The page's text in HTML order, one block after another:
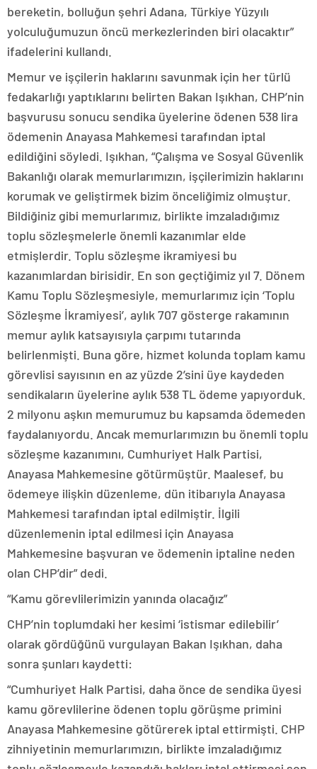
bereketin, bolluğun şehri Adana, Türkiye Yüzyılı
yolculuğumuzun öncü merkezlerinden biri olacaktır”
ifadelerini kullandı.
Memur ve işçilerin haklarını savunmak için her türlü
fedakarlığı yaptıklarını belirten Bakan Işıkhan, CHP’nin
başvurusu sonucu sendika üyelerine ödenen 538 lira
ödemenin Anayasa Mahkemesi tarafından iptal
edildiğini söyledi. Işıkhan, “Çalışma ve Sosyal Güvenlik
Bakanlığı olarak memurlarımızın, işçilerimizin haklarını
korumak ve geliştirmek bizim önceliğimiz olmuştur.
Bildiğiniz gibi memurlarımız, birlikte imzaladığımız
toplu sözleşmelerle önemli kazanımlar elde
etmişlerdir. Toplu sözleşme ikramiyesi bu
kazanımlardan birisidir. En son geçtiğimiz yıl 7. Dönem
Kamu Toplu Sözleşmesiyle, memurlarımız için ‘Toplu
Sözleşme İkramiyesi’, aylık 707 gösterge rakamının
memur aylık katsayısıyla çarpımı tutarında
belirlenmişti. Buna göre, hizmet kolunda toplam kamu
görevlisi sayısının en az yüzde 2’sini üye kaydeden
sendikaların üyelerine aylık 538 TL ödeme yapıyorduk.
2 milyonu aşkın memurumuz bu kapsamda ödemeden
faydalanıyordu. Ancak memurlarımızın bu önemli toplu
sözleşme kazanımını, Cumhuriyet Halk Partisi,
Anayasa Mahkemesine götürmüştür. Maalesef, bu
ödemeye ilişkin düzenleme, dün itibarıyla Anayasa
Mahkemesi tarafından iptal edilmiştir. İlgili
düzenlemenin iptal edilmesi için Anayasa
Mahkemesine başvuran ve ödemenin iptaline neden
olan CHP’dir” dedi.
“Kamu görevlilerimizin yanında olacağız”
CHP’nin toplumdaki her kesimi ‘istismar edilebilir’
olarak gördüğünü vurgulayan Bakan Işıkhan, daha
sonra şunları kaydetti:
“Cumhuriyet Halk Partisi, daha önce de sendika üyesi
kamu görevlilerine ödenen toplu görüşme primini
Anayasa Mahkemesine götürerek iptal ettirmişti. CHP
zihniyetinin memurlarımızın, birlikte imzaladığımız